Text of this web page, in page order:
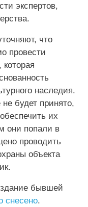
экспертов,
что
провести
которая
наследия.
будет принято,
их
они попали в
проводить
объекта
бывшей
снесено.